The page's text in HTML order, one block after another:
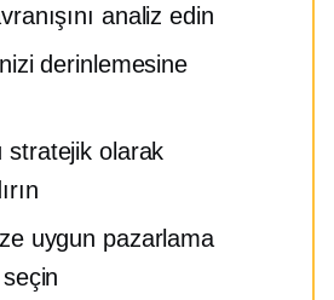
analiz edin
derinlemesine
stratejik olarak
uygun pazarlama
seçin